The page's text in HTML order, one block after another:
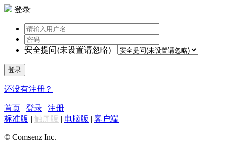
登录
安全提问(未设置请忽略)
登录
还没有注册？
首页 | 登录 | 注册
标准版 | 触屏版 | 电脑版 | 客户端
© Comsenz Inc.